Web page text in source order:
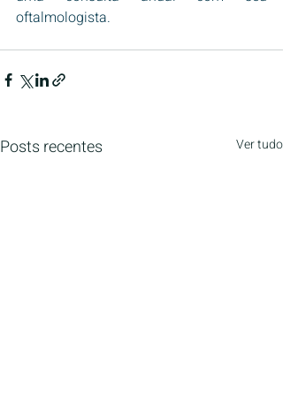
oftalmologista.
Posts recentes Ver tudo